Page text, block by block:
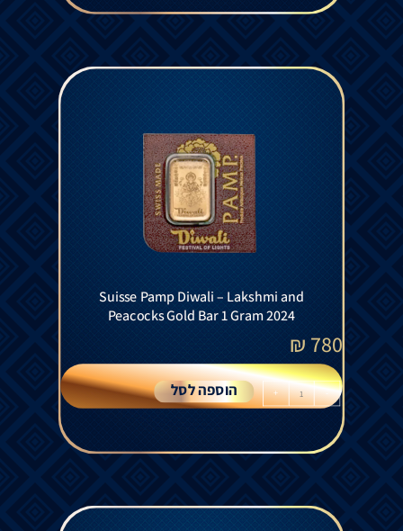
Suisse Pamp Diwali – Lakshmi and
Peacocks Gold Bar 1 Gram 2024
780
₪
-
+ הוספה לסל